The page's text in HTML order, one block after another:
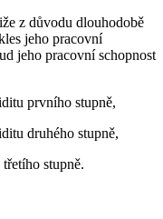
z důvodu dlouhodobě
jeho pracovní
jeho pracovní schopnost
prvního stupně,
druhého stupně,
stupně.